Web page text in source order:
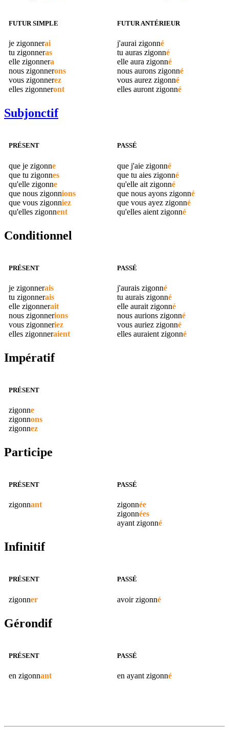
FUTUR SIMPLE
je zigonnerai
tu zigonneras
elle zigonnera
nous zigonnerons
vous zigonnerez
elles zigonneront
FUTUR ANTÉRIEUR
j'aurai zigonné
tu auras zigonné
elle aura zigonné
nous aurons zigonné
vous aurez zigonné
elles auront zigonné
Subjonctif
PRÉSENT
que je zigonne
que tu zigonnes
qu'elle zigonne
que nous zigonnions
que vous zigonniez
qu'elles zigonnent
PASSÉ
que j'aie zigonné
que tu aies zigonné
qu'elle ait zigonné
que nous ayons zigonné
que vous ayez zigonné
qu'elles aient zigonné
Conditionnel
PRÉSENT
je zigonnerais
tu zigonnerais
elle zigonnerait
nous zigonnerions
vous zigonneriez
elles zigonneraient
PASSÉ
j'aurais zigonné
tu aurais zigonné
elle aurait zigonné
nous aurions zigonné
vous auriez zigonné
elles auraient zigonné
Impératif
PRÉSENT
zigonne
zigonnons
zigonnez
Participe
PRÉSENT
zigonnant
PASSÉ
zigonnée
zigonnées
ayant zigonné
Infinitif
PRÉSENT
zigonner
PASSÉ
avoirzigonné
Gérondif
PRÉSENT
en zigonnant
PASSÉ
en ayant zigonné